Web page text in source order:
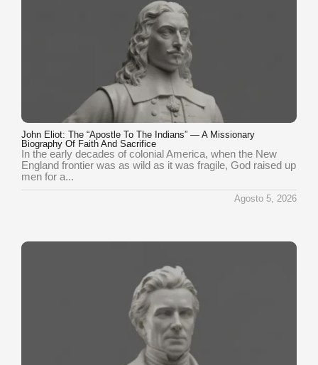
John Eliot: The “Apostle To The Indians” — A Missionary
Biography Of Faith And Sacrifice
In the early decades of colonial America, when the New
England frontier was as wild as it was fragile, God raised up
men for a...
Agosto 5, 2026